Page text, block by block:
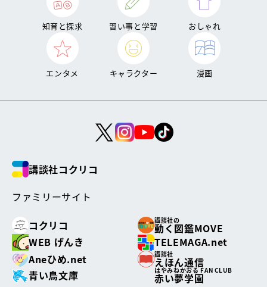
知育と探求 習い事と学習 おしゃれ
エンタメ キャラクター 漫画
講談社コクリコ
ファミリーサイト
コクリコ
講談社の
動く図鑑MOVE
WEB げんき
TELEMAGA.net
Aneひめ.net
講談社
えほん通信
青い鳥文庫
はやみねかおる FAN CLUB
赤い夢学園